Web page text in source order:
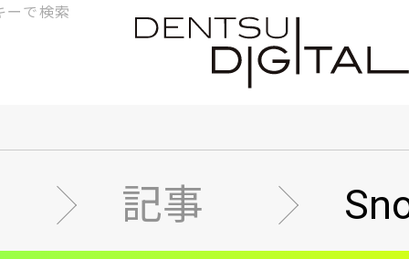
検
索
記事